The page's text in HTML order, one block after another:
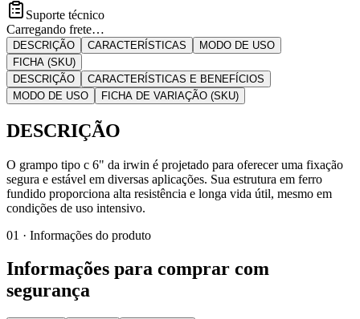
Suporte técnico
Carregando frete…
DESCRIÇÃO CARACTERÍSTICAS
MODO DE USO
FICHA (SKU)
DESCRIÇÃO
CARACTERÍSTICAS E BENEFÍCIOS
MODO DE USO
FICHA DE VARIAÇÃO (SKU)
DESCRIÇÃO
O grampo tipo c 6" da irwin é projetado para oferecer uma fixação
segura e estável em diversas aplicações. Sua estrutura em ferro
fundido proporciona alta resistência e longa vida útil, mesmo em
condições de uso intensivo.
01 · Informações do produto
Informações para comprar com
segurança